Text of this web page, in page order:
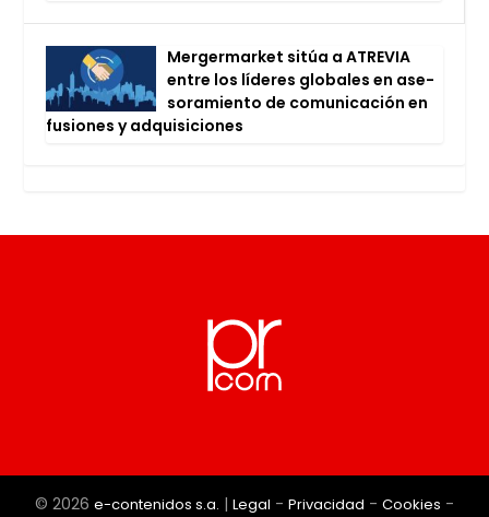
Mer­ger­mar­ket sitúa a ATRE­VIA
entre los líde­res glo­ba­les en ase­
so­ra­mien­to de comu­ni­ca­ción en
fusio­nes y adqui­si­cio­nes
© 2026 e-contenidos s.a. | Legal - Privacidad - Cookies -